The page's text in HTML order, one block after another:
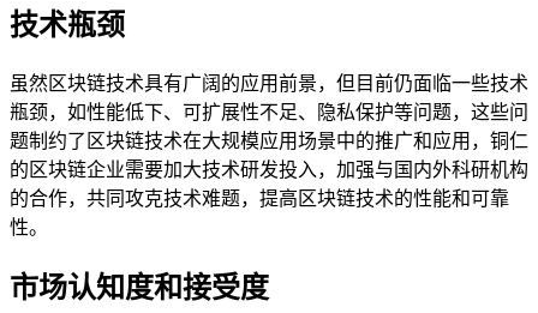
技术瓶颈
虽然区块链技术具有广阔的应用前景，但目前仍面临一些技术
瓶颈，如性能低下、可扩展性不足、隐私保护等问题，这些问
题制约了区块链技术在大规模应用场景中的推广和应用，铜仁
的区块链企业需要加大技术研发投入，加强与国内外科研机构
的合作，共同攻克技术难题，提高区块链技术的性能和可靠
性。
市场认知度和接受度